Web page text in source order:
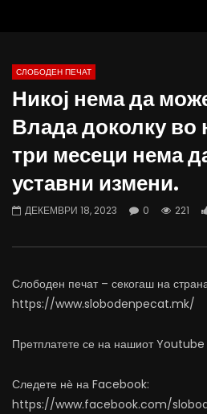
06.08.2026
АВГУСТ 6, 2026
0
1K 10 0
СЛОБОДЕН ПЕЧАТ
Никој нема да
Влада доколку во
три месеци нема
уставни измени.
ДЕКЕМВРИ 18, 2023 0 221
Слободен печат – секогаш на
https://www.slobodenpecat.mk/
Претплатете се на нашиот Youtube
Следете нѐ на Facebook:
https://www.facebook.com/